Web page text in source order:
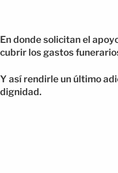
En donde solicitan el
cubrir los gastos
Y así rendirle un último
dignidad.